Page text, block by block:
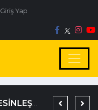
Giriş Yap
19 YIL KESİNLEŞMİŞ HAPİS CEZASIYLA ARANIYORDU